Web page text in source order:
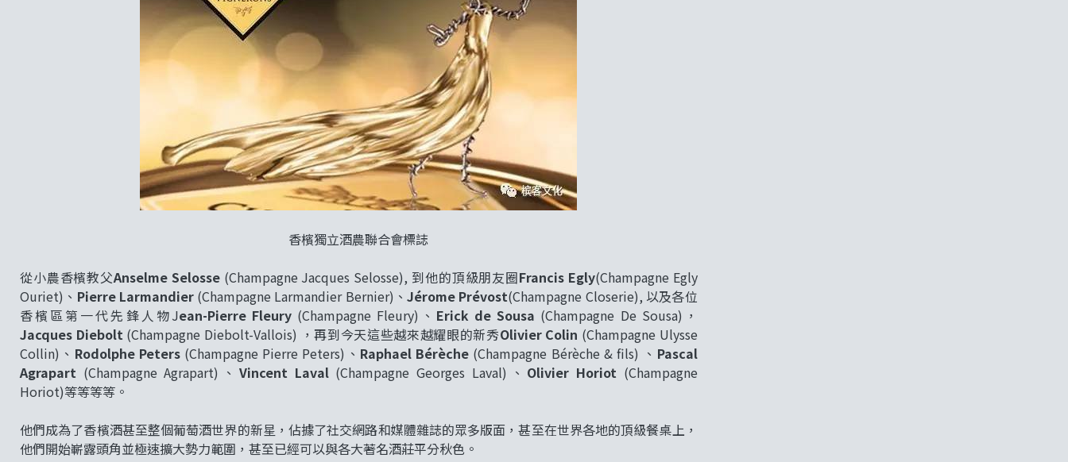
香檳獨立酒農聯合會標誌
從小農香檳教父Anselme Selosse(Champagne Jacques Selosse), 到他的頂級朋友圈Francis Egly(Champagne Egly
Ouriet)、 Pierre Larmandier(Champagne Larmandier Bernier)、Jérome Prévost(Champagne Closerie), 以及各位
香檳區第一代先鋒人物Jean-Pierre Fleury(Champagne Fleury)、 Erick de Sousa (Champagne De Sousa)，
Jacques Diebolt(Champagne Diebolt-Vallois) ，再到今天這些越來越耀眼的新秀Olivier Colin (Champagne Ulysse
Collin)、 Rodolphe Peters(Champagne Pierre Peters)、 Raphael Bérèche (Champagne Bérèche & fils) 、 Pascal
Agrapart (Champagne Agrapart)、 Vincent Laval(Champagne Georges Laval)、 Olivier Horiot(Champagne
Horiot)等等等等。
他們成為了香檳酒甚至整個葡萄酒世界的新星，佔據了社交網路和媒體雜誌的眾多版面，甚至在世界各地的頂級餐桌上，
他們開始嶄露頭角並極速擴大勢力範圍，甚至已經可以與各大著名酒莊平分秋色。